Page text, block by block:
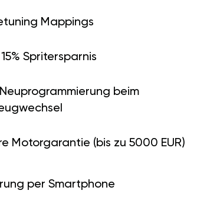
Mappings
Spritersparnis
beim
Motorgarantie (bis zu 5000 EUR)
per Smartphone